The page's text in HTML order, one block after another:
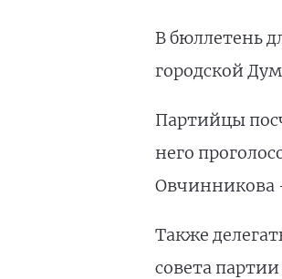
В бюллетень
городской
Партийцы
него
Овчинникова
Также
совета